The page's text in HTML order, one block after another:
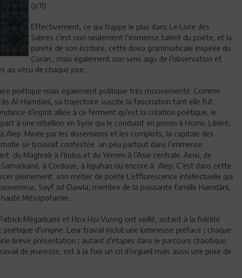
(p.11)
Effectivement, ce qui frappe le plus dans Le Livre des
Sabres c’est non seulement l’immense talent du poète, et la
pureté de son écriture, cette doxa grammaticale inspirée du
Coran., mais également son sens aigu de l’observation et
au vécu de chaque jour,
poétique mais également politique très mouvementé. Comme
Al-Hamdânî, sa trajectoire suscite la fascination tant elle fut
d’esprit alliée à ce ferment qu’est la création poétique, le
à une rébellion en Syrie qui le conduisit en prison à Homs. Libéré,
Alep. Minée par les dissensions et les complots, la capitale des
se trouvait contestée un peu partout dans l’immense
du Maghreb à l’Indus et du Yémen à l’Asie centrale. Ainsi, de
à Cordoue, à Ispahan ou encore à Alep. C’est dans cette
pleinement son métier de poète L’efflorescence intellectuelle qui
Sayf ad-Dawla, membre de la puissante famille Hamdânî,
Mésopotamie.
Mégarbané et Hoa Hoï Vuong ont veillé, autant à la fidélité
d’origine. Leur travail inclut une lumineuse préface ; chaque
brève présentation ; autant d’étapes dans le parcours chaotique
de jeunesse, est à la fois un cri d’orgueil mais aussi une prise de